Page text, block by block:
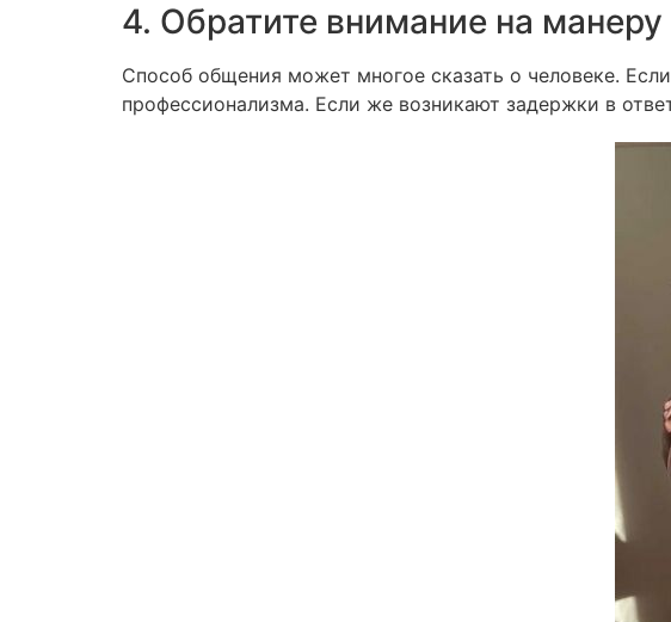
4. Обратите внимание на
Способ общения может многое сказать о человеке.
профессионализма. Если же возникают задержки в